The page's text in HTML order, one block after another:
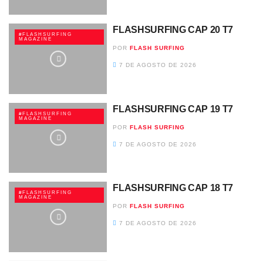
#FLASHSURFING
MAGAZINE
FLASHSURFING CAP 20 T7
POR FLASH SURFING
7 DE AGOSTO DE 2026
#FLASHSURFING
MAGAZINE
FLASHSURFING CAP 19 T7
POR FLASH SURFING
7 DE AGOSTO DE 2026
#FLASHSURFING
MAGAZINE
FLASHSURFING CAP 18 T7
POR FLASH SURFING
7 DE AGOSTO DE 2026